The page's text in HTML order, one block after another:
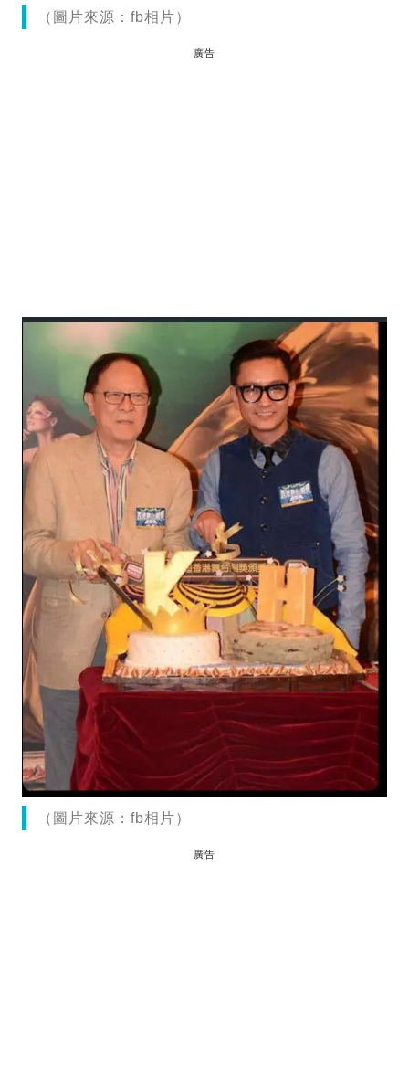
（圖片來源：fb相片）
廣告
（圖片來源：fb相片）
廣告